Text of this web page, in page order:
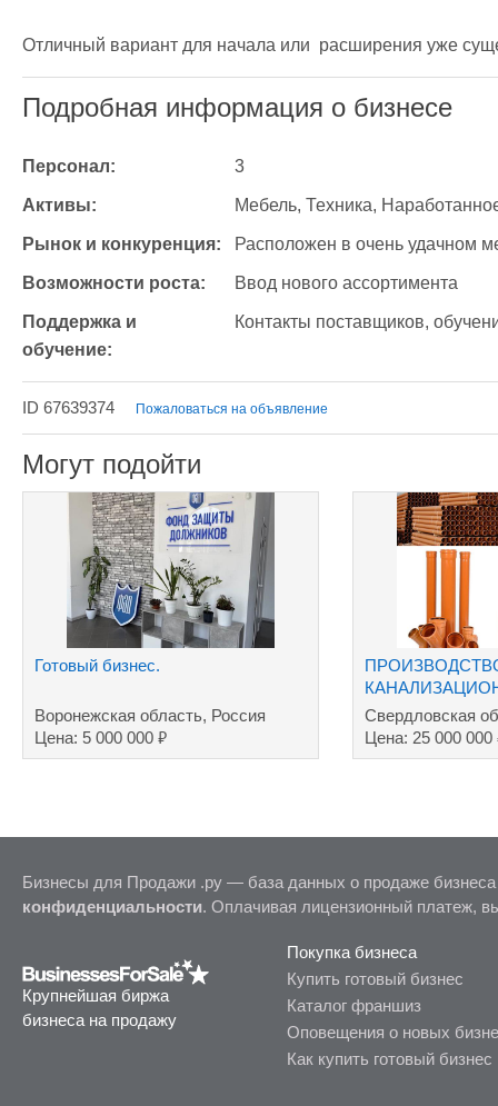
Отличный вариант для начала или  расширения уже
Подробная информация о бизнесе
Персонал: 3
Активы: Мебель, Техника,
Рынок и конкуренция: Расположен в очень удачном
Возможности роста: Ввод нового ассортимента
Поддержка и
обучение:
Контакты поставщиков,
ID 67639374 Пожаловаться на объявление
Могут подойти
Готовый бизнес.
Воронежская область, Россия
Цена: 5 000 000 ₽
Свердловская
Цена: 25 000 000
Бизнесы для Продажи .ру — база данных о продаже
конфиденциальности. Оплачивая лицензионный платеж,
Крупнейшая биржа
бизнеса на продажу
Покупка бизнеса
Купить готовый бизнес
Каталог франшиз
Оповещения о новых
Как купить готовый бизнес